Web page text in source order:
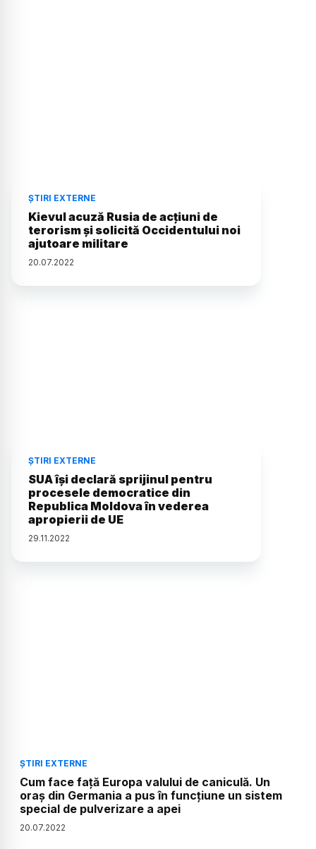
ȘTIRI EXTERNE
Kievul acuză Rusia de acțiuni de
terorism și solicită Occidentului noi
ajutoare militare
20.07.2022
ȘTIRI EXTERNE
SUA își declară sprijinul pentru
procesele democratice din
Republica Moldova în vederea
apropierii de UE
29.11.2022
ȘTIRI EXTERNE
Cum face față Europa valului de caniculă. Un
oraș din Germania a pus în funcțiune un sistem
special de pulverizare a apei
20.07.2022